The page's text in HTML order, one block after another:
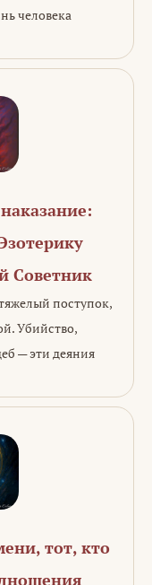
человека
Советник
поступок,
Убийство,
— эти деяния
тот, кто